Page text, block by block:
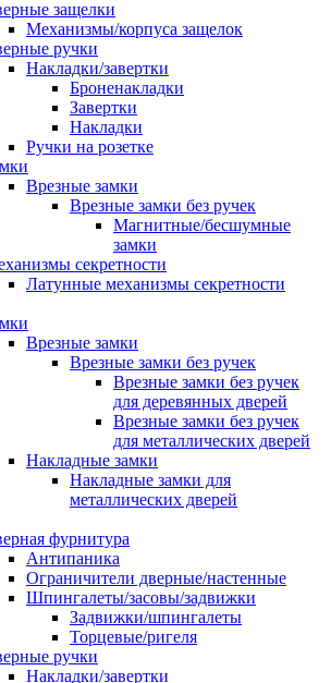
защелки
Механизмы/корпуса защелок
ручки
Накладки/завертки
Броненакладки
Завертки
Накладки
Ручки на розетке
Врезные замки
Врезные замки без ручек
Магнитные/бесшумные
замки
секретности
Латунные механизмы секретности
Врезные замки
Врезные замки без ручек
Врезные замки без ручек
для деревянных дверей
Врезные замки без ручек
для металлических дверей
Накладные замки
Накладные замки для
металлических дверей
фурнитура
Антипаника
Ограничители дверные/настенные
Шпингалеты/засовы/задвижки
Задвижки/шпингалеты
Торцевые/ригеля
ручки
Накладки/завертки